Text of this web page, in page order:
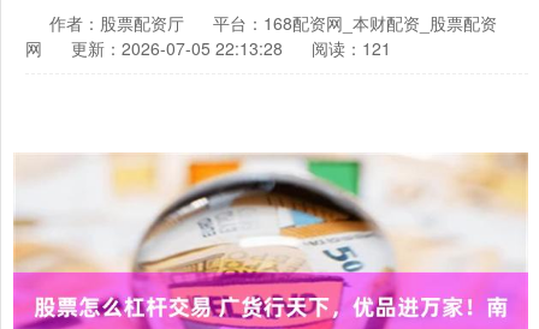
作者：股票配资厅
平台：168配资网_本财配资_股票配资
网
更新：2026-07-05 22:13:28 阅读：121